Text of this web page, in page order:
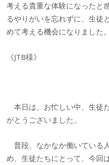
考える貴重な体験になったと
るやりがいを忘れずに、生徒
めて考える機会になりました
《JTB様》
本日は、お忙しい中、生徒
がとうございました。
普段、なかなか働いている
め、生徒たちにとって、今回